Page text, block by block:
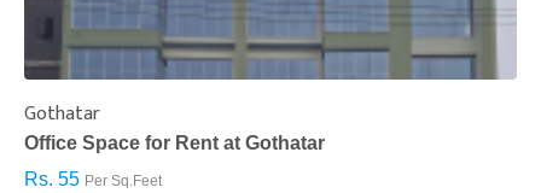
Gothatar
Office Space for Rent at Gothatar
Rs. 55 Per Sq.Feet